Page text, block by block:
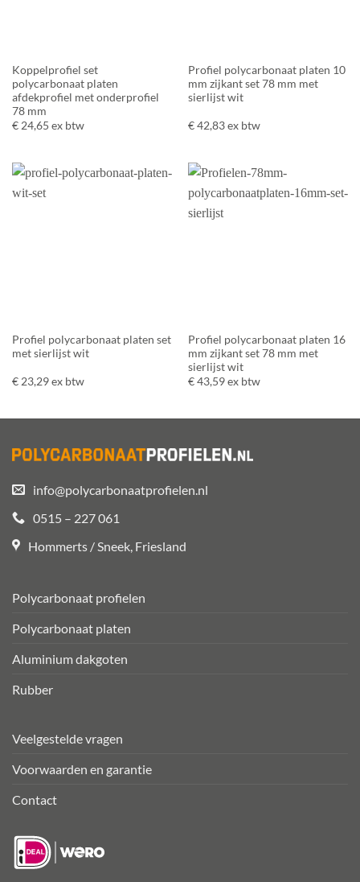
Koppelprofiel set
polycarbonaat platen
afdekprofiel met onderprofiel
78 mm
€24,65 ex btw
Profiel polycarbonaat platen 10
mm zijkant set 78 mm met
sierlijst wit
€42,83 ex btw
Profiel polycarbonaat platen set
met sierlijst wit
€23,29 ex btw
Profiel polycarbonaat platen 16
mm zijkant set 78 mm met
sierlijst wit
€43,59 ex btw
info@polycarbonaatprofielen.nl
0515 – 227 061
Hommerts / Sneek, Friesland
Polycarbonaat profielen
Polycarbonaat platen
Aluminium dakgoten
Rubber
Veelgestelde vragen
Voorwaarden en garantie
Contact